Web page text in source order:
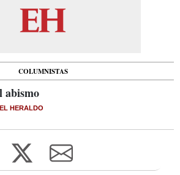
COLUMNISTAS
abismo
HERALDO